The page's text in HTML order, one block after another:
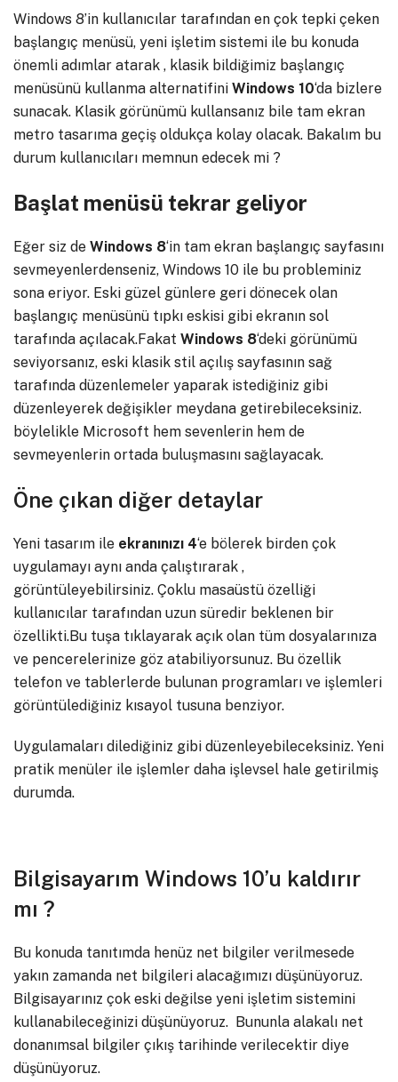
Windows 8’in kullanıcılar tarafından en çok tepki çeken
başlangıç menüsü, yeni işletim sistemi ile bu konuda
önemli adımlar atarak , klasik bildiğimiz başlangıç
menüsünü kullanma alternatifini Windows 10‘da bizlere
sunacak. Klasik görünümü kullansanız bile tam ekran
metro tasarıma geçiş oldukça kolay olacak. Bakalım bu
durum kullanıcıları memnun edecek mi ?
Başlat menüsü tekrar geliyor
Eğer siz de Windows 8‘in tam ekran başlangıç sayfasını
sevmeyenlerdenseniz, Windows 10 ile bu probleminiz
sona eriyor. Eski güzel günlere geri dönecek olan
başlangıç menüsünü tıpkı eskisi gibi ekranın sol
tarafında açılacak.Fakat Windows 8‘deki görünümü
seviyorsanız, eski klasik stil açılış sayfasının sağ
tarafında düzenlemeler yaparak istediğiniz gibi
düzenleyerek değişikler meydana getirebileceksiniz.
böylelikle Microsoft hem sevenlerin hem de
sevmeyenlerin ortada buluşmasını sağlayacak.
Öne çıkan diğer detaylar
Yeni tasarım ile ekranınızı 4‘e bölerek birden çok
uygulamayı aynı anda çalıştırarak ,
görüntüleyebilirsiniz. Çoklu masaüstü özelliği
kullanıcılar tarafından uzun süredir beklenen bir
özellikti.Bu tuşa tıklayarak açık olan tüm dosyalarınıza
ve pencerelerinize göz atabiliyorsunuz. Bu özellik
telefon ve tablerlerde bulunan programları ve işlemleri
görüntülediğiniz kısayol tusuna benziyor.
Uygulamaları dilediğiniz gibi düzenleyebileceksiniz. Yeni
pratik menüler ile işlemler daha işlevsel hale getirilmiş
durumda.
Bilgisayarım Windows 10’u kaldırır
mı ?
Bu konuda tanıtımda henüz net bilgiler verilmesede
yakın zamanda net bilgileri alacağımızı düşünüyoruz.
Bilgisayarınız çok eski değilse yeni işletim sistemini
kullanabileceğinizi düşünüyoruz. Bununla alakalı net
donanımsal bilgiler çıkış tarihinde verilecektir diye
düşünüyoruz.